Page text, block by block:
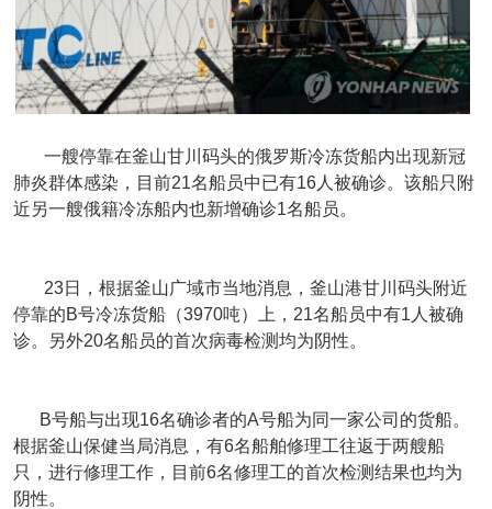
一艘停靠在釜山甘川码头的俄罗斯冷冻货船内出现新冠
肺炎群体感染，目前21名船员中已有16人被确诊。该船只附
近另一艘俄籍冷冻船内也新增确诊1名船员。
23日，根据釜山广域市当地消息，釜山港甘川码头附近
停靠的B号冷冻货船（3970吨）上，21名船员中有1人被确
诊。另外20名船员的首次病毒检测均为阴性。
B号船与出现16名确诊者的A号船为同一家公司的货船。
根据釜山保健当局消息，有6名船舶修理工往返于两艘船
只，进行修理工作，目前6名修理工的首次检测结果也均为
阴性。